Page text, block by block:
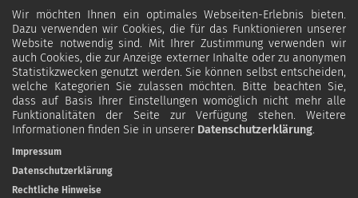
Wir möchten Ihnen ein optimales Webseiten-Erlebnis bieten.
Dazu verwenden wir Cookies, die für das Funktionieren unserer
Website notwendig sind. Mit Ihrer Zustimmung verwenden wir
auch Cookies, die zur Anzeige externer Inhalte oder zu anonymen
Statistikzwecken genutzt werden. Sie können selbst entscheiden,
welche Kategorien Sie zulassen möchten. Bitte beachten Sie,
dass auf Basis Ihrer Einstellungen womöglich nicht mehr alle
Funktionalitäten der Seite zur Verfügung stehen. Weitere
Informationen finden Sie in unserer Datenschutzerklärung.
Impressum
Datenschutzerklärung
Rechtliche Hinweise